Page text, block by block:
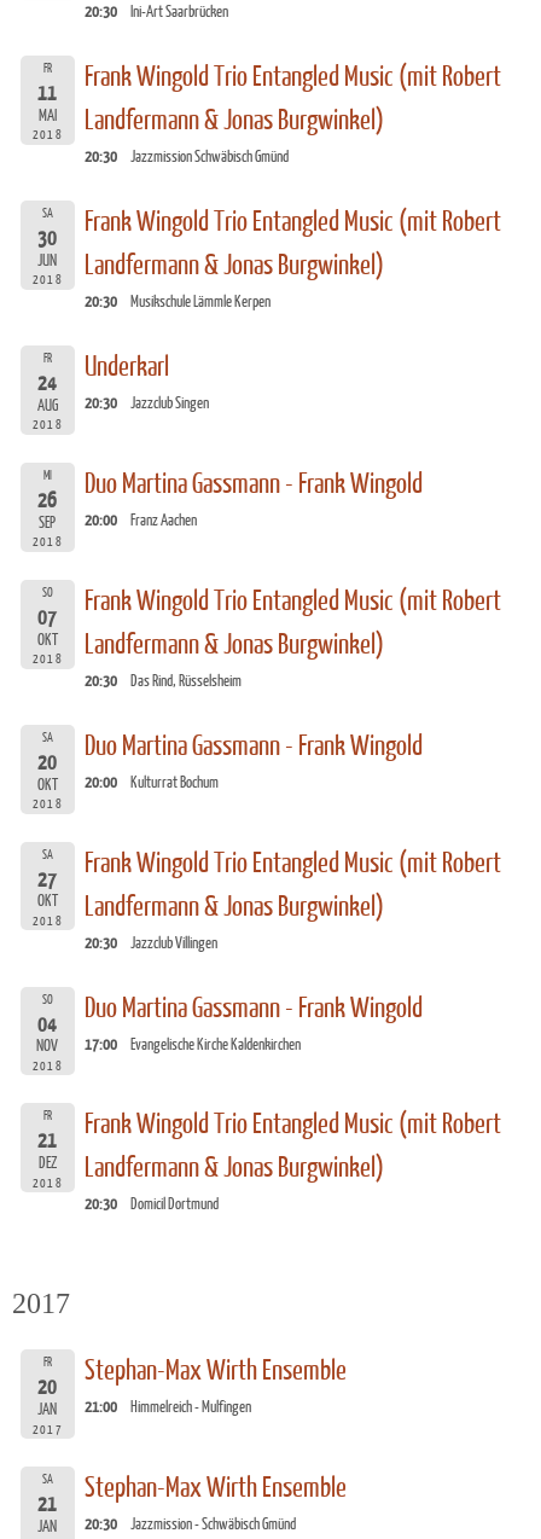
20:30 Ini-Art Saarbrücken
FR
11
MAI
2018
Frank Wingold Trio Entangled Music (mit Robert
Landfermann & Jonas Burgwinkel)
20:30 Jazzmission Schwäbisch Gmünd
SA
30
JUN
2018
Frank Wingold Trio Entangled Music (mit Robert
Landfermann & Jonas Burgwinkel)
20:30 Musikschule Lämmle Kerpen
FR
24
AUG
2018
Underkarl
20:30 Jazzclub Singen
MI
26
SEP
2018
Duo Martina Gassmann - Frank Wingold
20:00 Franz Aachen
SO
07
OKT
2018
Frank Wingold Trio Entangled Music (mit Robert
Landfermann & Jonas Burgwinkel)
20:30 Das Rind, Rüsselsheim
SA
20
OKT
2018
Duo Martina Gassmann - Frank Wingold
20:00 Kulturrat Bochum
SA
27
OKT
2018
Frank Wingold Trio Entangled Music (mit Robert
Landfermann & Jonas Burgwinkel)
20:30 Jazzclub Villingen
SO
04
NOV
2018
Duo Martina Gassmann - Frank Wingold
17:00 Evangelische Kirche Kaldenkirchen
FR
21
DEZ
2018
Frank Wingold Trio Entangled Music (mit Robert
Landfermann & Jonas Burgwinkel)
20:30 Domicil Dortmund
2017
FR
20
JAN
2017
Stephan-Max Wirth Ensemble
21:00 Himmelreich - Mulfingen
SA
21
JAN
Stephan-Max Wirth Ensemble
20:30 Jazzmission - Schwäbisch Gmünd